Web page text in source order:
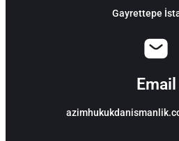
Gayrettepe
Email